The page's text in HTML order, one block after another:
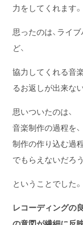
力をしてくれます。
思ったのは、ライ
ど、
協力してくれる音
るお返しが出来な
思いついたのは、
音楽制作の過程を、
制作の作り込む過
でもらえないだろ
ということでした。
レコーディングの